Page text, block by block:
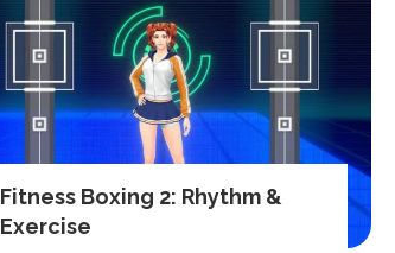
Fitness Boxing 2: Rhythm &
Exercise